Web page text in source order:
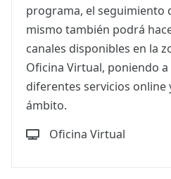
programa, el seguimiento
mismo también podrá
canales disponibles en la
Oficina Virtual, poniendo a
diferentes servicios online
ámbito.
Oficina Virtual